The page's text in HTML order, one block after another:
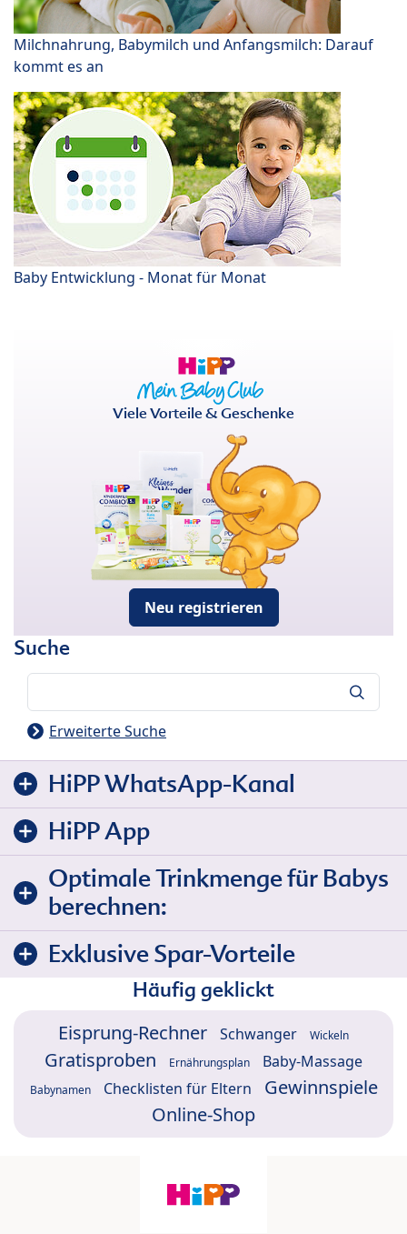
Milchnahrung, Babymilch und Anfangsmilch: Darauf
kommt es an
Baby Entwicklung - Monat für Monat
Viele Vorteile & Geschenke
Neu registrieren
Suche
Erweiterte Suche
HiPP WhatsApp-Kanal
HiPP App
Optimale Trinkmenge für Babys
berechnen:
Exklusive Spar-Vorteile
Häufig geklickt
Eisprung-Rechner Schwanger Wickeln
Gratisproben Ernährungsplan Baby-Massage
Babynamen Checklisten für Eltern
Gewinnspiele
Online-Shop